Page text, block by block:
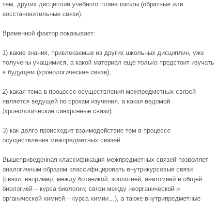
тем, других дисциплин учебного плана школы (обратные или
восстановительные связи).
Временной фактор показывает:
1) какие знания, привлекаемые из других школьных дисциплин, уже
получены учащимися, а какой материал еще только предстоит изучать
в будущем (хронологические связи);
2) какая тема в процессе осуществления межпредметных связей
является ведущей по срокам изучения, а какая ведомой
(хронологические синхронные связи).
3) как долго происходит взаимодействие тем в процессе
осуществления межпредметных связей.
Вышеприведенная классификация межпредметных связей позволяет
аналогичным образом классифицировать внутрикурсовые связи
(связи, например, между ботаникой, зоологией, анатомией и общей
биологией – курса биологии; связи между неорганической и
органической химией – курса химии…), а также внутрипредметные